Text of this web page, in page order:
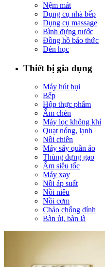
Nệm mát
Dụng cụ nhà bếp
Dụng cụ massage
Bình đựng nước
Đồng hồ báo thức
Đèn học
Thiết bị gia dụng
Máy hút bụi
Bếp
Hộp thực phẩm
Ấm chén
Máy lọc không khí
Quạt nóng, lạnh
Nồi chiên
Máy sấy quần áo
Thùng đựng gạo
Ấm siêu tốc
Máy xay
Nồi áp suất
Nồi niêu
Nồi cơm
Chảo chống dính
Bàn ủi, bàn là